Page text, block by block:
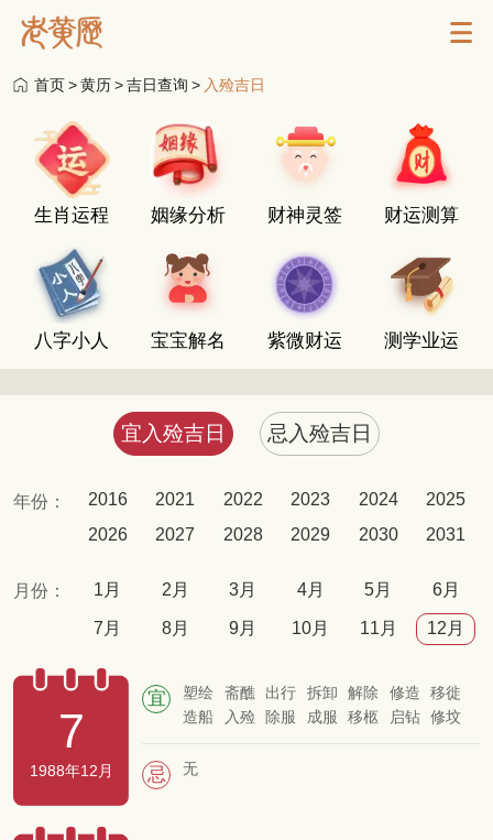
首页>黄历>吉日查询 > 入殓吉日
生肖运程 姻缘分析 财神灵签 财运测算
八字小人 宝宝解名 紫微财运 测学业运
宜入殓吉日 忌入殓吉日
年份： 2016 2021 2022 2023 2024
2025
2026
2027 2028 2029 2030 2031
月份： 1月 2月 3月 4月 5月 6月
7月 8月 9月 10月 11月 12月
7
1988年12月
宜 塑绘 斋醮 出行 拆卸 解除 修造
移徙
造船
入殓 除服 成服 移柩 启钻 修坟
忌 无